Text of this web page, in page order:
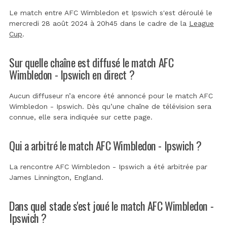
Le match entre AFC Wimbledon et Ipswich s'est déroulé le
mercredi 28 août 2024 à 20h45 dans le cadre de la League
Cup.
Sur quelle chaîne est diffusé le match AFC
Wimbledon - Ipswich en direct ?
Aucun diffuseur n’a encore été annoncé pour le match AFC
Wimbledon - Ipswich. Dès qu’une chaîne de télévision sera
connue, elle sera indiquée sur cette page.
Qui a arbitré le match AFC Wimbledon - Ipswich ?
La rencontre AFC Wimbledon - Ipswich a été arbitrée par
James Linnington, England.
Dans quel stade s'est joué le match AFC Wimbledon -
Ipswich ?